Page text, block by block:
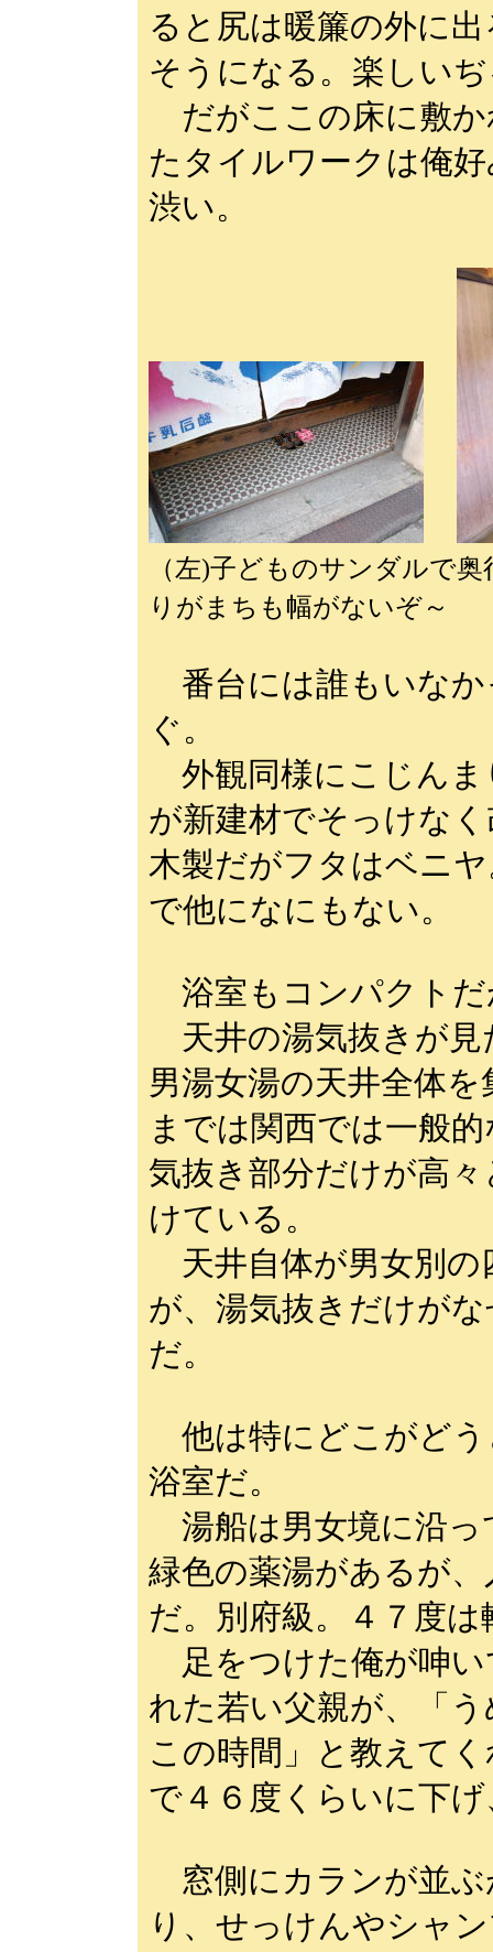
ると尻は暖簾の外に
そうになる。楽しい
だがここの床に敷か
たタイルワークは俺
渋い。
（左)子どものサンダル
りがまちも幅がないぞ～
番台には誰もいなか
ぐ。
外観同様にこじんま
が新建材でそっけな
木製だがフタはベニ
で他になにもない。
浴室もコンパクトだ
天井の湯気抜きが見
男湯女湯の天井全体
までは関西では一般
気抜き部分だけが高
けている。
天井自体が男女別の
が、湯気抜きだけが
だ。
他は特にどこがどう
浴室だ。
湯船は男女境に沿っ
緑色の薬湯があるが
だ。別府級。４７度
足をつけた俺が呻い
れた若い父親が、「
この時間」と教えて
で４６度くらいに下
窓側にカランが並ぶ
り、せっけんやシャ